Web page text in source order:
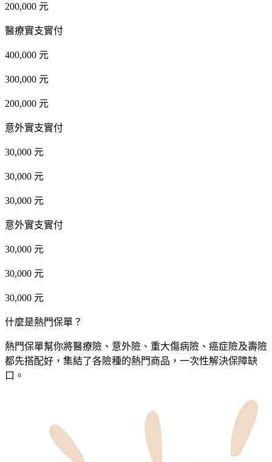
200,000 元
醫療實支實付
400,000 元
300,000 元
200,000 元
意外實支實付
30,000 元
30,000 元
30,000 元
意外實支實付
30,000 元
30,000 元
30,000 元
什麼是熱門保單？
熱門保單幫你將醫療險、意外險、重大傷病險、癌症險及壽險
都先搭配好，集結了各險種的熱門商品，一次性解決保障缺
口。